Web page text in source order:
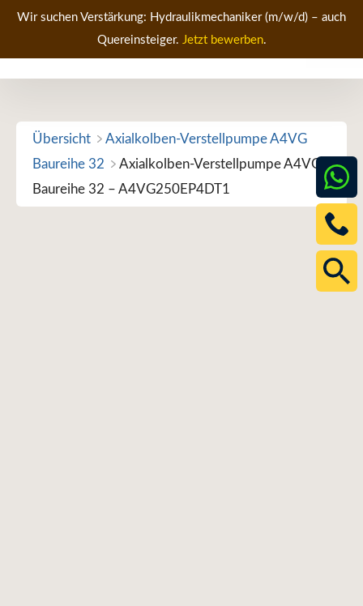
Zum
springen
Wir suchen Verstärkung: Hydraulikmechaniker (m/w/d) – auch
Quereinsteiger. Jetzt bewerben.
Übersicht
Axialkolben-Verstellpumpe A4VG
Baureihe 32
Axialkolben-Verstellpumpe A4VG
Baureihe 32 – A4VG250EP4DT1